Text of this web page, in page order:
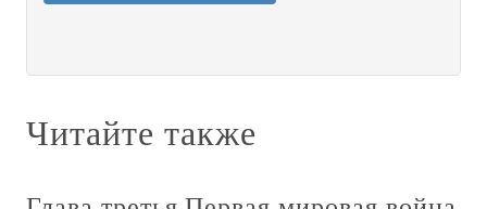
Читайте также